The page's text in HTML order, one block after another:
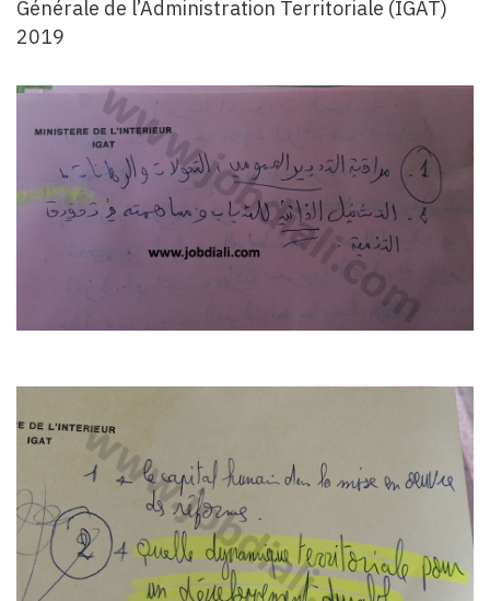
Générale de l’Administration Territoriale (IGAT)
2019